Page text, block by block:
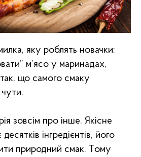
яку роблять новачки:
м’ясо у маринадах,
що самого смаку
зовсім про інше. Якісне
інгредієнтів, його
природний смак. Тому